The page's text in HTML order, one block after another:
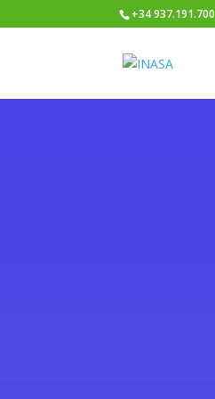
+34 937.191.700